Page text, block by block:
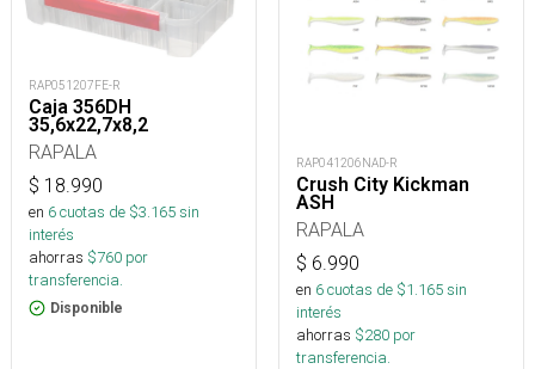
RAP051207FE-R
Caja 356DH
35,6x22,7x8,2
RAPALA
$ 18.990
en 6cuotas de $3.165sin
interés
ahorras $760 por
transferencia.
Disponible
RAP041206NAD-R
Crush City Kickman
ASH
RAPALA
$ 6.990
en 6cuotas de $1.165sin
interés
ahorras $280 por
transferencia.